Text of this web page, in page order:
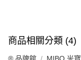
商品相關分類 (4)